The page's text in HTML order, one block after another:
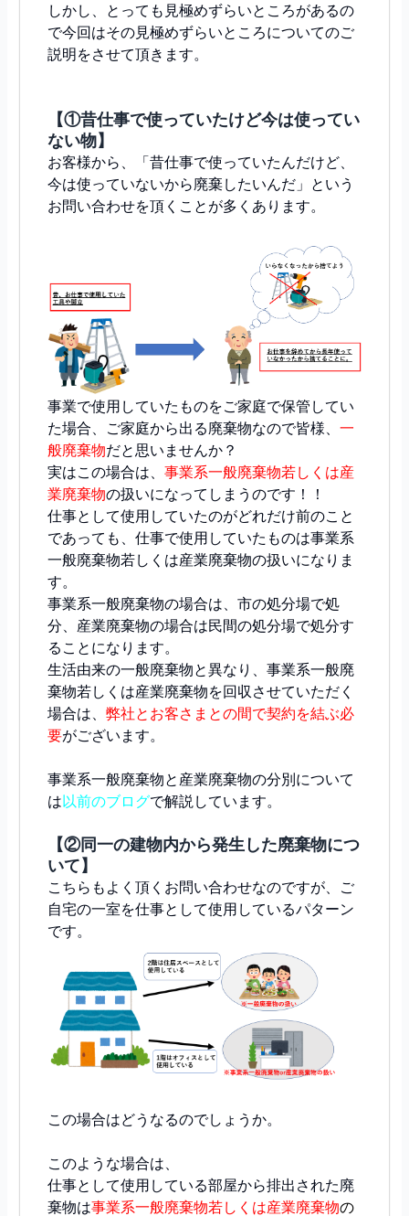
しかし、とっても見極めずらいところがあるの
で今回はその見極めずらいところについてのご
説明をさせて頂きます。
【①昔仕事で使っていたけど今は使ってい
ない物】
お客様から、「昔仕事で使っていたんだけど、
今は使っていないから廃棄したいんだ」という
お問い合わせを頂くことが多くあります。
事業で使用していたものをご家庭で保管してい
た場合、ご家庭から出る廃棄物なので皆様、 一
般廃棄物だと思いませんか？
実はこの場合は、 事業系一般廃棄物若しくは産
業廃棄物の扱いになってしまうのです！！
仕事として使用していたのがどれだけ前のこと
であっても、仕事で使用していたものは事業系
一般廃棄物若しくは産業廃棄物の扱いになりま
す。
事業系一般廃棄物の場合は、市の処分場で処
分、産業廃棄物の場合は民間の処分場で処分す
ることになります。
生活由来の一般廃棄物と異なり、事業系一般廃
棄物若しくは産業廃棄物を回収させていただく
場合は、 弊社とお客さまとの間で契約を結ぶ必
要がございます。
事業系一般廃棄物と産業廃棄物の分別について
は以前のブログで解説しています。
【②同一の建物内から発生した廃棄物につ
いて】
こちらもよく頂くお問い合わせなのですが、ご
自宅の一室を仕事として使用しているパターン
です。
この場合はどうなるのでしょうか。
このような場合は、
仕事として使用している部屋から排出された廃
棄物は事業系一般廃棄物若しくは産業廃棄物の